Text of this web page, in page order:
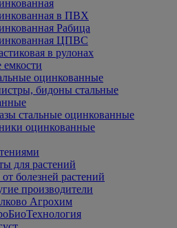
в ПВХ
Рабица
ЦПВС
в рулонах
оцинкованные
бидоны стальные
стальные оцинкованные
оцинкованные
для растений
болезней растений
производители
Агрохим